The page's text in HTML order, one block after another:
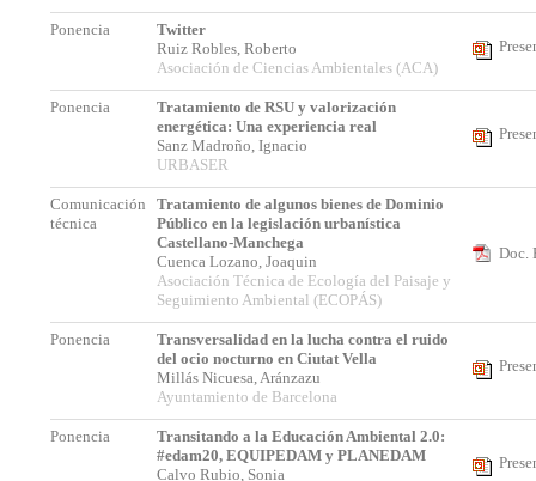
Ponencia
Twitter
Ruiz Robles, Roberto
Asociación de Ciencias Ambientales (ACA)
Ponencia
Tratamiento de RSU y valorización
energética: Una experiencia real
Sanz Madroño, Ignacio
URBASER
Comunicación
técnica
Tratamiento de algunos bienes de Dominio
Público en la legislación urbanística
Castellano-Manchega
Cuenca Lozano, Joaquin
Asociación Técnica de Ecología del Paisaje y
Seguimiento Ambiental (ECOPÁS)
Doc.
Ponencia
Transversalidad en la lucha contra el ruido
del ocio nocturno en Ciutat Vella
Millás Nicuesa, Aránzazu
Ayuntamiento de Barcelona
Ponencia
Transitando a la Educación Ambiental 2.0:
#edam20, EQUIPEDAM y PLANEDAM
Calvo Rubio, Sonia